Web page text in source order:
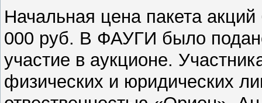
Начальная цена пакета
000 руб. В ФАУГИ было
участие в аукционе.
физических и юридических